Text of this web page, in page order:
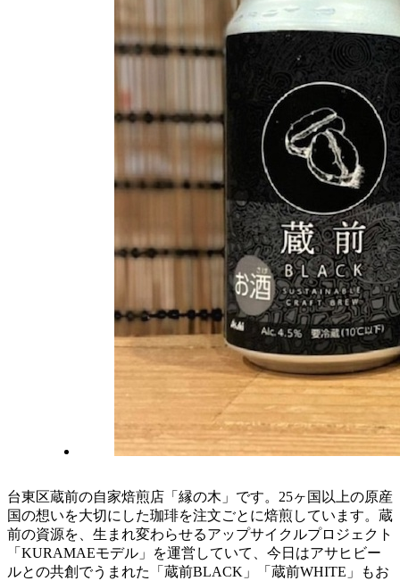
台東区蔵前の自家焙煎店「縁の木」です。25ヶ国以上の原産
国の想いを大切にした珈琲を注文ごとに焙煎しています。蔵
前の資源を、生まれ変わらせるアップサイクルプロジェクト
「KURAMAEモデル」を運営していて、今日はアサヒビー
ルとの共創でうまれた「蔵前BLACK」「蔵前WHITE」もお